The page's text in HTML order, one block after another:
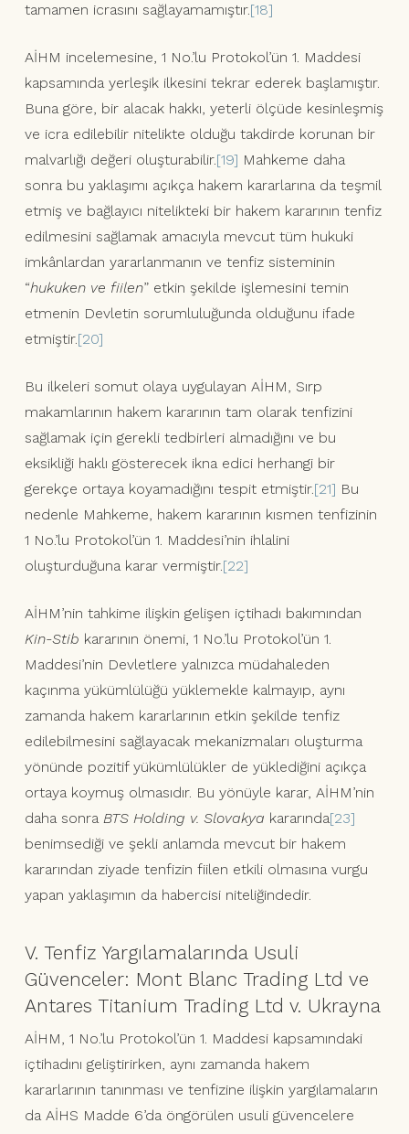
tamamen icrasını sağlayamamıştır.[18]
AİHM incelemesine, 1 No.’lu Protokol’ün 1. Maddesi
kapsamında yerleşik ilkesini tekrar ederek başlamıştır.
Buna göre, bir alacak hakkı, yeterli ölçüde kesinleşmiş
ve icra edilebilir nitelikte olduğu takdirde korunan bir
malvarlığı değeri oluşturabilir.[19] Mahkeme daha
sonra bu yaklaşımı açıkça hakem kararlarına da teşmil
etmiş ve bağlayıcı nitelikteki bir hakem kararının tenfiz
edilmesini sağlamak amacıyla mevcut tüm hukuki
imkânlardan yararlanmanın ve tenfiz sisteminin
“hukuken ve fiilen” etkin şekilde işlemesini temin
etmenin Devletin sorumluluğunda olduğunu ifade
etmiştir.[20]
Bu ilkeleri somut olaya uygulayan AİHM, Sırp
makamlarının hakem kararının tam olarak tenfizini
sağlamak için gerekli tedbirleri almadığını ve bu
eksikliği haklı gösterecek ikna edici herhangi bir
gerekçe ortaya koyamadığını tespit etmiştir.[21] Bu
nedenle Mahkeme, hakem kararının kısmen tenfizinin
1 No.’lu Protokol’ün 1. Maddesi’nin ihlalini
oluşturduğuna karar vermiştir.[22]
AİHM’nin tahkime ilişkin gelişen içtihadı bakımından
Kin-Stib kararının önemi, 1 No.’lu Protokol’ün 1.
Maddesi’nin Devletlere yalnızca müdahaleden
kaçınma yükümlülüğü yüklemekle kalmayıp, aynı
zamanda hakem kararlarının etkin şekilde tenfiz
edilebilmesini sağlayacak mekanizmaları oluşturma
yönünde pozitif yükümlülükler de yüklediğini açıkça
ortaya koymuş olmasıdır. Bu yönüyle karar, AİHM’nin
daha sonra BTS Holding v. Slovakya kararında[23]
benimsediği ve şekli anlamda mevcut bir hakem
kararından ziyade tenfizin fiilen etkili olmasına vurgu
yapan yaklaşımın da habercisi niteliğindedir.
V. Tenfiz Yargılamalarında Usuli
Güvenceler: Mont Blanc Trading Ltd ve
Antares Titanium Trading Ltd v. Ukrayna
AİHM, 1 No.’lu Protokol’ün 1. Maddesi kapsamındaki
içtihadını geliştirirken, aynı zamanda hakem
kararlarının tanınması ve tenfizine ilişkin yargılamaların
da AİHS Madde 6’da öngörülen usuli güvencelere